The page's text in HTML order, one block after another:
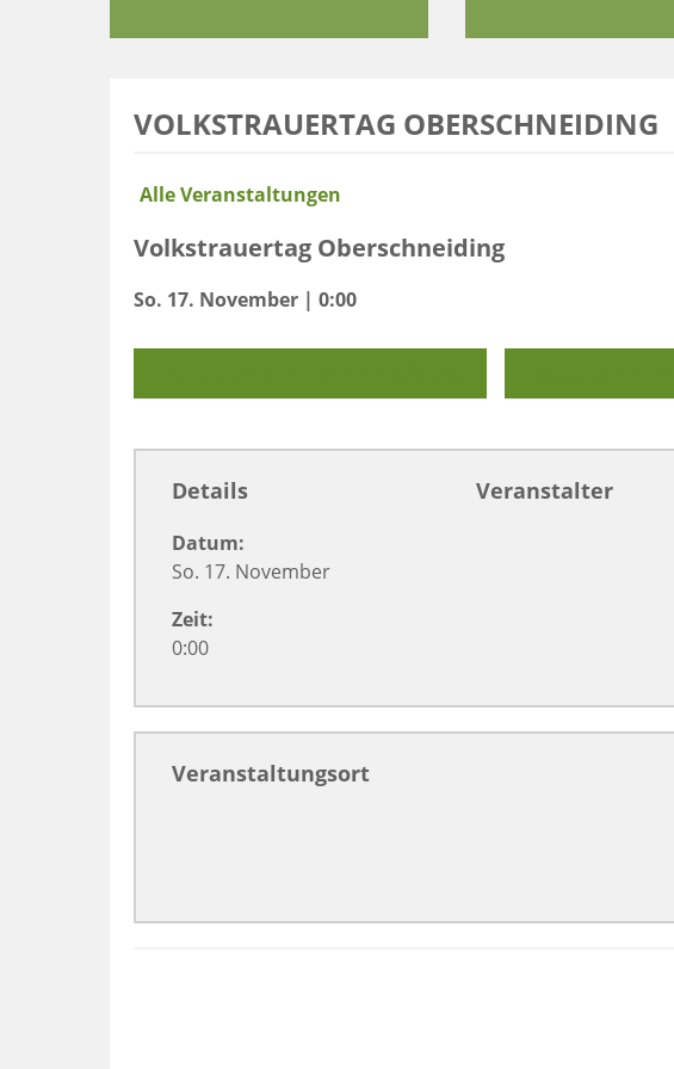
VOLKSTRAUERTAG OBERSCHNEIDING
Alle Veranstaltungen
Volkstrauertag Oberschneiding
So. 17. November | 0:00
Details
Datum:
So. 17. November
Zeit:
0:00
Veranstalter
Veranstaltungsort